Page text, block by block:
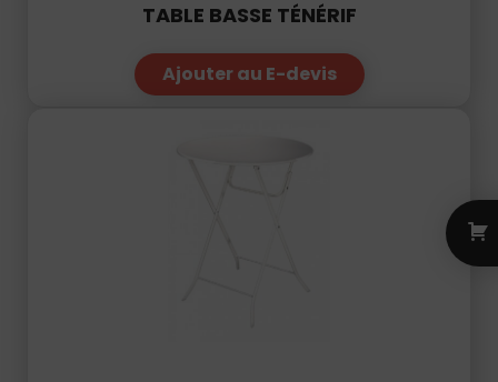
TABLE BASSE TÉNÉRIF
Ajouter au E-devis